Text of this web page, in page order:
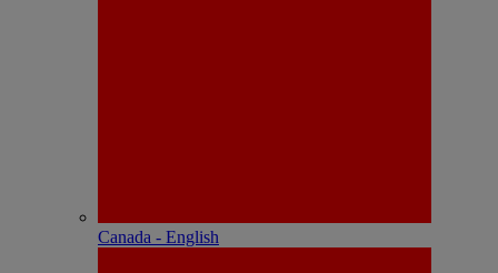
Canada - English